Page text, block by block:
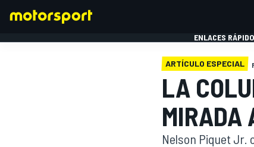
ENLACES
ARTÍCULO ESPECIAL
LA
MIRADA
Nelson Piquet Jr.